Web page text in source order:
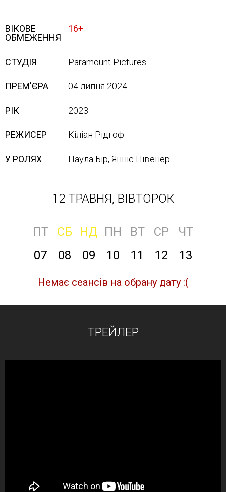
ВІКОВЕ
ОБМЕЖЕННЯ
16+
СТУДІЯ Paramount Pictures
ПРЕМ'ЄРА 04 липня 2024
РІК 2023
РЕЖИСЕР Кіліан Рідгоф
У РОЛЯХ Паула Бір, Янніс Нівенер
12 ТРАВНЯ, ВІВТОРОК
ПТ СБ НД ПН ВТ СР
ЧТ
07
08 09 10 11 12 13
Немає сеансів на обрану дату :(
ТРЕЙЛЕР